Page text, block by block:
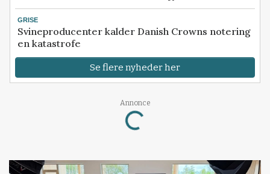
GRISE
Svineproducenter kalder Danish Crowns notering
en katastrofe
Se flere nyheder her
Annonce
Loading...